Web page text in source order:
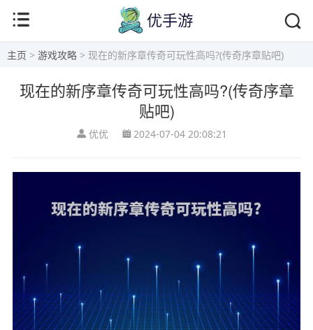
主页 > 游戏攻略 > 现在的新序章传奇可玩性高吗?(传奇序章贴吧)
现在的新序章传奇可玩性高吗?(传奇序章
贴吧)
优优 2024-07-04 20:08:21